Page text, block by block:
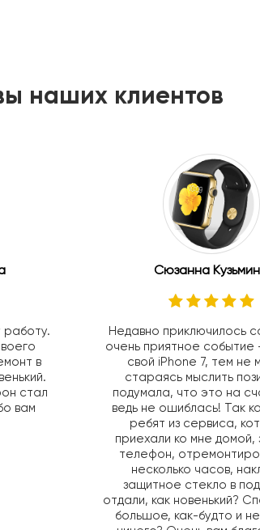
наших клиентов
работу.
в
стал
вам
Сюзанна
Недавно приключилось
очень приятное событие
свой iPhone 7, тем не
стараясь мыслить
подумала, что это на
ведь не ошиблась! Так
ребят из сервиса,
приехали ко мне домой,
телефон,
несколько часов,
защитное стекло в
отдали, как новенький?
большое, как-будто и